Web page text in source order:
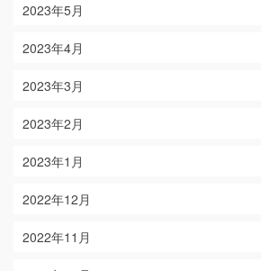
2023年5月
2023年4月
2023年3月
2023年2月
2023年1月
2022年12月
2022年11月